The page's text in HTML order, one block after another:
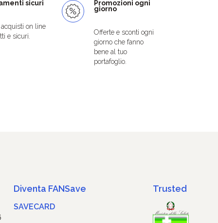
sicuri
acquisti on line
e sicuri.
Promozioni ogni
giorno
Offerte e sconti ogni
giorno che fanno
bene al tuo
portafoglio.
Diventa FANSave
SAVECARD
Trusted